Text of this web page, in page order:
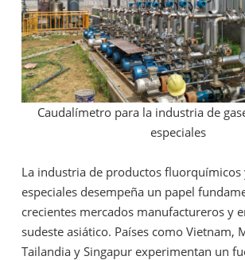
Caudalímetro para la industria de
especiales
La industria de productos fluorquímicos
especiales desempeña un papel
crecientes mercados manufactureros y
sudeste asiático. Países como Vietnam,
Tailandia y Singapur experimentan un